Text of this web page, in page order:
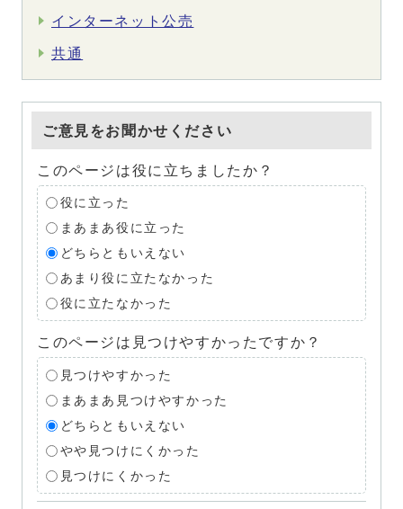
インターネット公売
共通
ご意見をお聞かせください
このページは役に立ちましたか？
役に立った
まあまあ役に立った
どちらともいえない
あまり役に立たなかった
役に立たなかった
このページは見つけやすかったですか？
見つけやすかった
まあまあ見つけやすかった
どちらともいえない
やや見つけにくかった
見つけにくかった